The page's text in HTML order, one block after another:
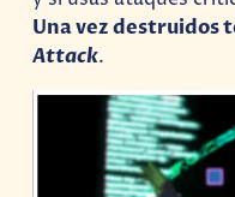
Una vez destruidos
Attack.